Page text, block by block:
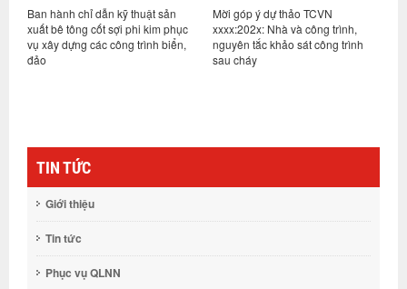
Ban hành chỉ dẫn kỹ thuật sản
xuất bê tông cốt sợi phi kim phục
vụ xây dựng các công trình biển,
đảo
Mời góp ý dự thảo TCVN
xxxx:202x: Nhà và công trình,
nguyên tắc khảo sát công trình
sau cháy
TIN TỨC
Giới thiệu
Tin tức
Phục vụ QLNN